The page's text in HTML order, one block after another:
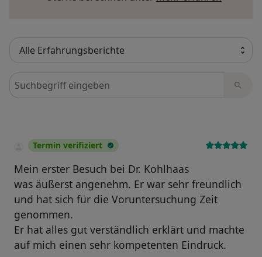
Bewertungen durchsuchen
Termin verifiziert
Mein erster Besuch bei Dr. Kohlhaas
was äußerst angenehm. Er war sehr freundlich
und hat sich für die Voruntersuchung Zeit
genommen.
Er hat alles gut verständlich erklärt und machte
auf mich einen sehr kompetenten Eindruck.